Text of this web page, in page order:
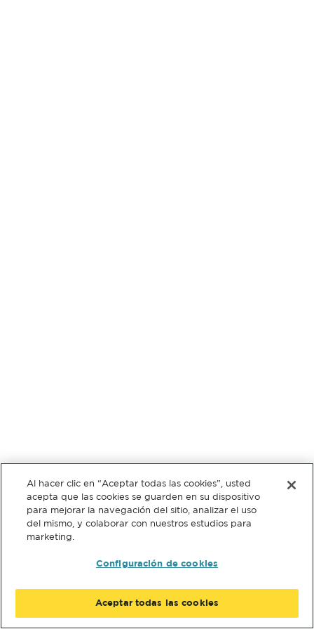
Al hacer clic en “Aceptar todas las cookies”, usted
acepta que las cookies se guarden en su dispositivo
para mejorar la navegación del sitio, analizar el uso
del mismo, y colaborar con nuestros estudios para
marketing.
Configuración de cookies
Aceptar todas las cookies